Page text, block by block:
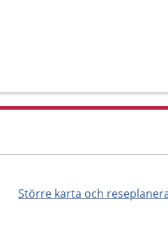
Större karta och